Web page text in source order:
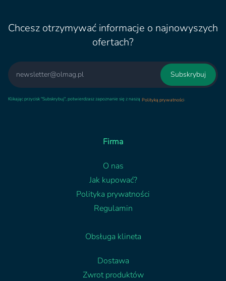
Chcesz otrzymywać informacje o najnowyszych
ofertach?
Email
Subskrybuj
Klikając przycisk "Subskrybuj", potwierdzasz zapoznanie się z naszą Polityką prywatności.
Firma
O nas
Jak kupować?
Polityka prywatności
Regulamin
Obsługa klineta
Dostawa
Zwrot produktów